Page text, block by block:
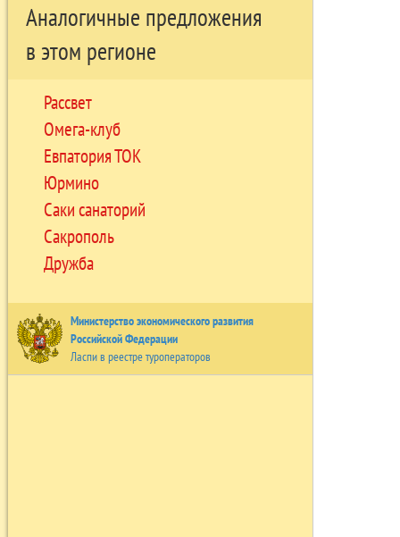
Аналогичные предложения
в этом регионе
Рассвет
Омега-клуб
Евпатория ТОК
Юрмино
Саки санаторий
Сакрополь
Дружба
Министерство экономического развития
Российской Федерации
Ласпи в реестре туроператоров